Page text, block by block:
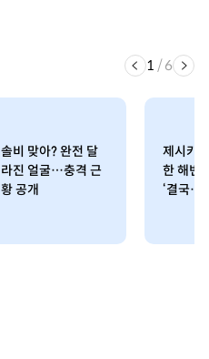
1 /6
솔비 맞아? 완전 달
라진 얼굴…충격 근
황 공개
제시카,
한 해변
‘결국…’